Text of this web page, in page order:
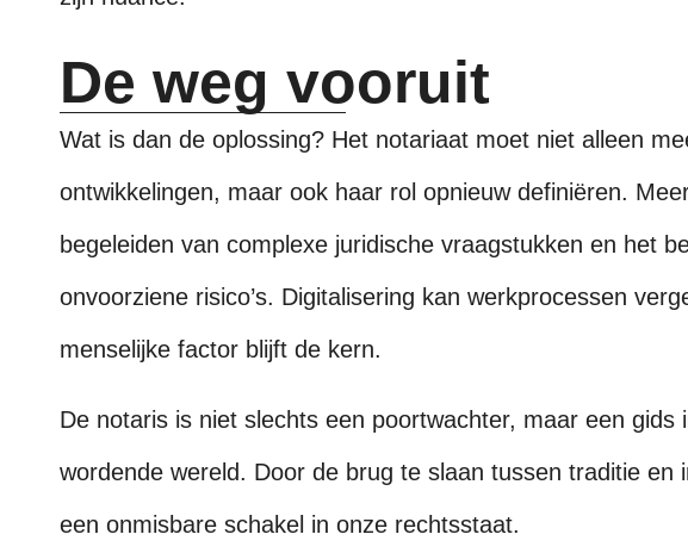
De weg vooruit
Wat is dan de oplossing? Het notariaat moet niet alleen
ontwikkelingen, maar ook haar rol opnieuw definiëren.
begeleiden van complexe juridische vraagstukken en het
onvoorziene risico’s. Digitalisering kan werkprocessen
menselijke factor blijft de kern.
De notaris is niet slechts een poortwachter, maar een gids
wordende wereld. Door de brug te slaan tussen traditie en
een onmisbare schakel in onze rechtsstaat.